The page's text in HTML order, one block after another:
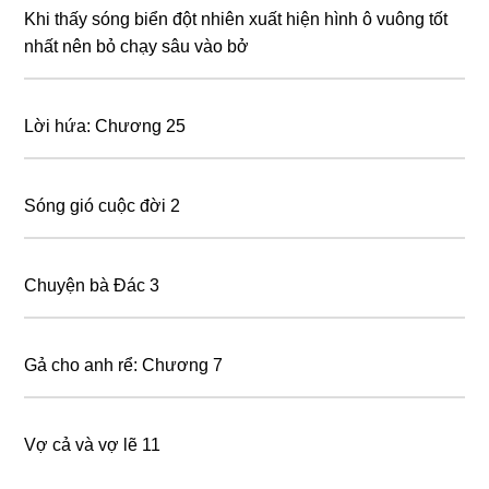
Khi thấy sóng biển đột nhiên xuất hiện hình ô vuông tốt
nhất nên bỏ chạy sâu vào bở
Lời hứa: Chương 25
Sóng gió cuộc đời 2
Chuyện bà Đác 3
Gả cho anh rể: Chương 7
Vợ cả và vợ lẽ 11